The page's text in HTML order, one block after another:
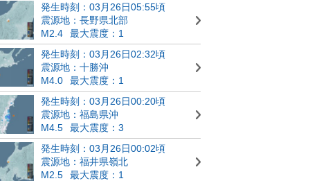
発生時刻：03月26日05:55頃
震源地：長野県北部
M2.4
最大震度：1
発生時刻：03月26日02:32頃
震源地：十勝沖
M4.0
最大震度：1
発生時刻：03月26日00:20頃
震源地：福島県沖
M4.5
最大震度：3
発生時刻：03月26日00:02頃
震源地：福井県嶺北
M2.5
最大震度：1